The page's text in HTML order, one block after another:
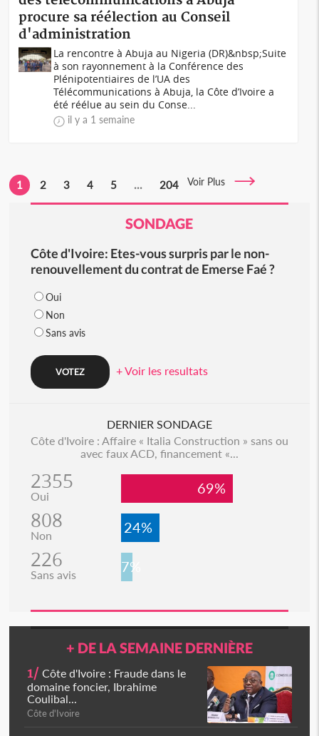
procure sa réélection au Conseil
d'administration
La rencontre à Abuja au Nigeria (DR)&nbsp;Suite
à son rayonnement à la Conférence des
Plénipotentiaires de l’UA des
Télécommunications à Abuja, la Côte d’Ivoire a
été réélue au sein du Conse...
il y a 1 semaine
1 2 3 4 5 ... 204 Voir Plus
SONDAGE
Côte d'Ivoire: Etes-vous surpris par le non-
renouvellement du contrat de Emerse Faé ?
Oui
Non
Sans avis
+ Voir les resultats
DERNIER SONDAGE
Côte d'Ivoire : Affaire « Italia Construction » sans ou
avec faux ACD, financement «...
2355
Oui 69%
808
Non 24%
226
Sans avis 7%
+ DE LA SEMAINE DERNIÈRE
1/ Côte d'Ivoire : Fraude dans le
domaine foncier, Ibrahime
Coulibal...
Côte d'Ivoire